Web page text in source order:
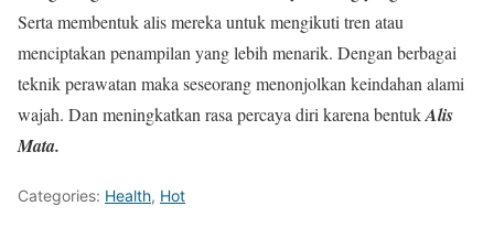
Serta membentuk alis mereka untuk mengikuti tren atau
menciptakan penampilan yang lebih menarik. Dengan berbagai
teknik perawatan maka seseorang menonjolkan keindahan alami
wajah. Dan meningkatkan rasa percaya diri karena bentukAlis
Mata.
Categories: Health, Hot